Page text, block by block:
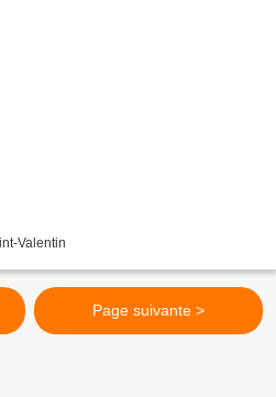
Valentin
Page suivante >